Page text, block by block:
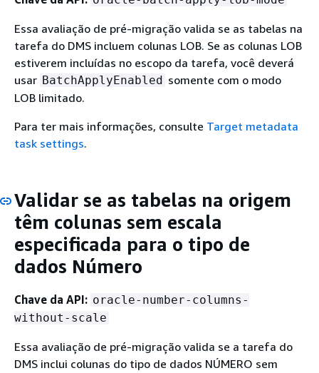
Essa avaliação de pré-migração valida se as tabelas na
tarefa do DMS incluem colunas LOB. Se as colunas LOB
estiverem incluídas no escopo da tarefa, você deverá
usar BatchApplyEnabled somente com o modo
LOB limitado.
Para ter mais informações, consulte Target metadata
task settings.
Validar se as tabelas na origem
têm colunas sem escala
especificada para o tipo de
dados Número
Chave da API: oracle-number-columns-
without-scale
Essa avaliação de pré-migração valida se a tarefa do
DMS inclui colunas do tipo de dados NÚMERO sem